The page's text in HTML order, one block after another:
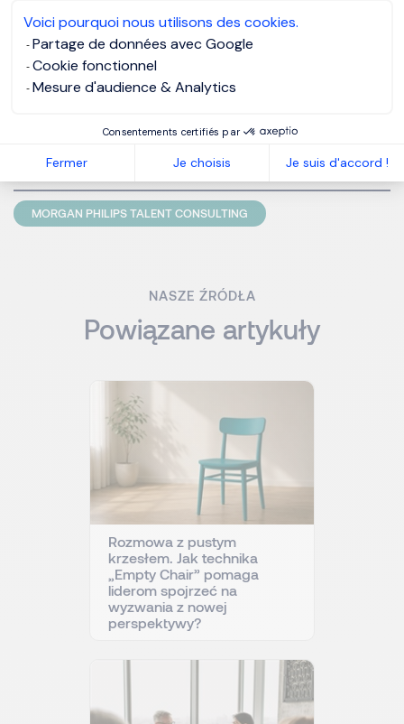
Voici pourquoi nous utilisons des cookies.
Partage de données avec Google
Cookie fonctionnel
Mesure d'audience & Analytics
Consentements certifiés par
Fermer Je choisis Je suis d'accord !
Czym się różni Assessment Center od
Development Center?
Jak skutecznie dopasować Assessment
Center do potrzeb organizacji?
MORGAN PHILIPS TALENT CONSULTING
NASZE ŹRÓDŁA
Powiązane artykuły
Rozmowa z pustym
krzesłem. Jak technika
„Empty Chair” pomaga
liderom spojrzeć na
wyzwania z nowej
perspektywy?